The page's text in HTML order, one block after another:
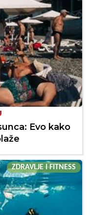
Evo kako
ZDRAVLJE I FITNESS